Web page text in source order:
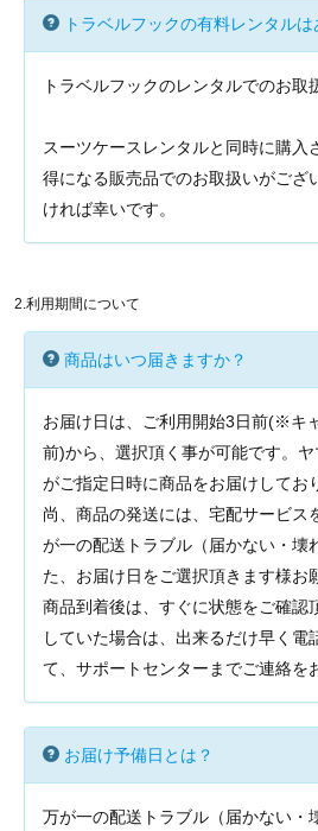
トラベルフックの有料レンタルは
トラベルフックのレンタルでのお取
スーツケースレンタルと同時に購入
得になる販売品でのお取扱いがござ
ければ幸いです。
2.利用期間について
商品はいつ届きますか？
お届け日は、ご利用開始3日前(※キ
前)から、選択頂く事が可能です。
がご指定日時に商品をお届けしてお
尚、商品の発送には、宅配サービス
が一の配送トラブル（届かない・壊
た、お届け日をご選択頂きます様お
商品到着後は、すぐに状態をご確認
していた場合は、出来るだけ早く電
て、サポートセンターまでご連絡を
お届け予備日とは？
万が一の配送トラブル（届かない・